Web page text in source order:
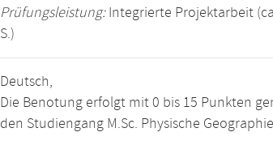
Prüfungsleistung:Integrierte Projektarbeit
S.)
Deutsch,
Die Benotung erfolgt mit 0 bis 15 Punkten
den Studiengang M.Sc. Physische